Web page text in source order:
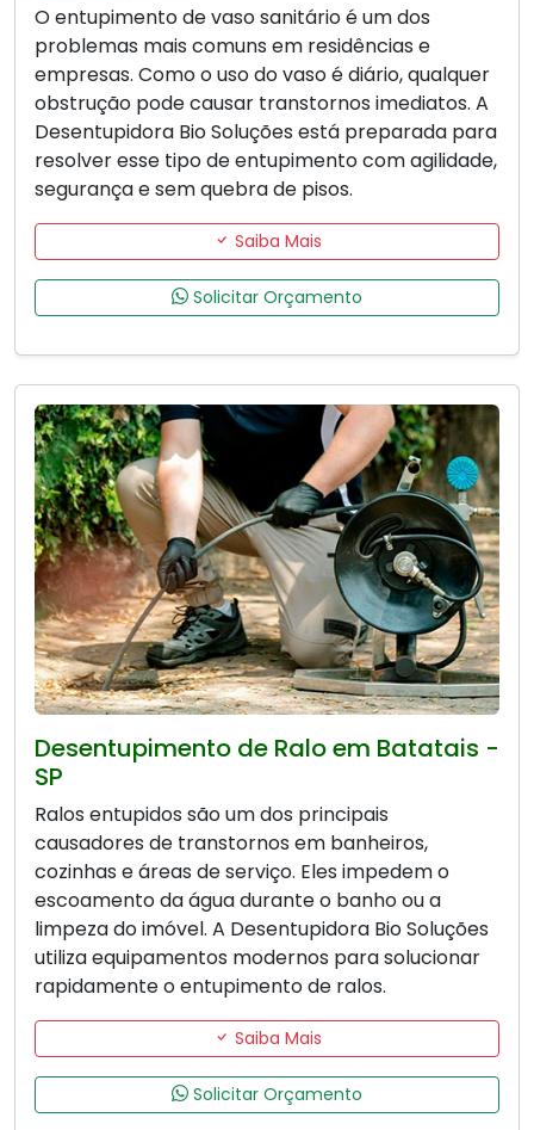
O entupimento de vaso sanitário é um dos
problemas mais comuns em residências e
empresas. Como o uso do vaso é diário, qualquer
obstrução pode causar transtornos imediatos. A
Desentupidora Bio Soluções está preparada para
resolver esse tipo de entupimento com agilidade,
segurança e sem quebra de pisos.
Saiba Mais
Solicitar Orçamento
Desentupimento de Ralo em Batatais -
SP
Ralos entupidos são um dos principais
causadores de transtornos em banheiros,
cozinhas e áreas de serviço. Eles impedem o
escoamento da água durante o banho ou a
limpeza do imóvel. A Desentupidora Bio Soluções
utiliza equipamentos modernos para solucionar
rapidamente o entupimento de ralos.
Saiba Mais
Solicitar Orçamento